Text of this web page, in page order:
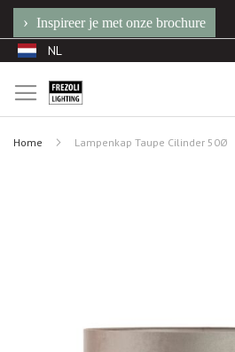
Ga
naar
de
inhoud
Taal NL
Inspireer je met onze brochure
Home Lampenkap Taupe Cilinder 50Ø